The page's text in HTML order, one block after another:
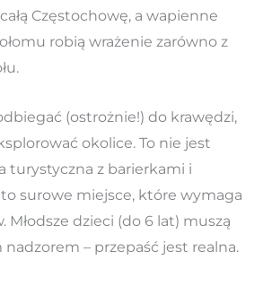
Częstochowę, a wapienne
robią wrażenie zarówno z
(ostrożnie!) do krawędzi,
okolice. To nie jest
turystyczna z barierkami i
surowe miejsce, które wymaga
Młodsze dzieci (do 6 lat) muszą
nadzorem – przepaść jest realna.